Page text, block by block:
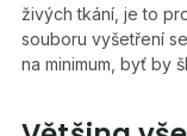
živých tkání, je to
souboru vyšetření
na minimum, byť by